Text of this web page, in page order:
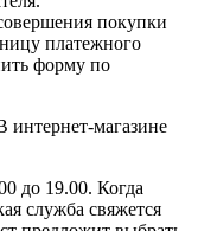
покупки
платежного
форму по
интернет-магазине
до 19.00. Когда
служба свяжется